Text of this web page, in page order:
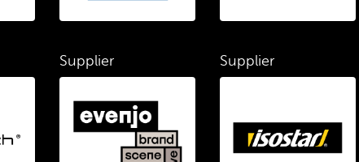
Supplier Supplier